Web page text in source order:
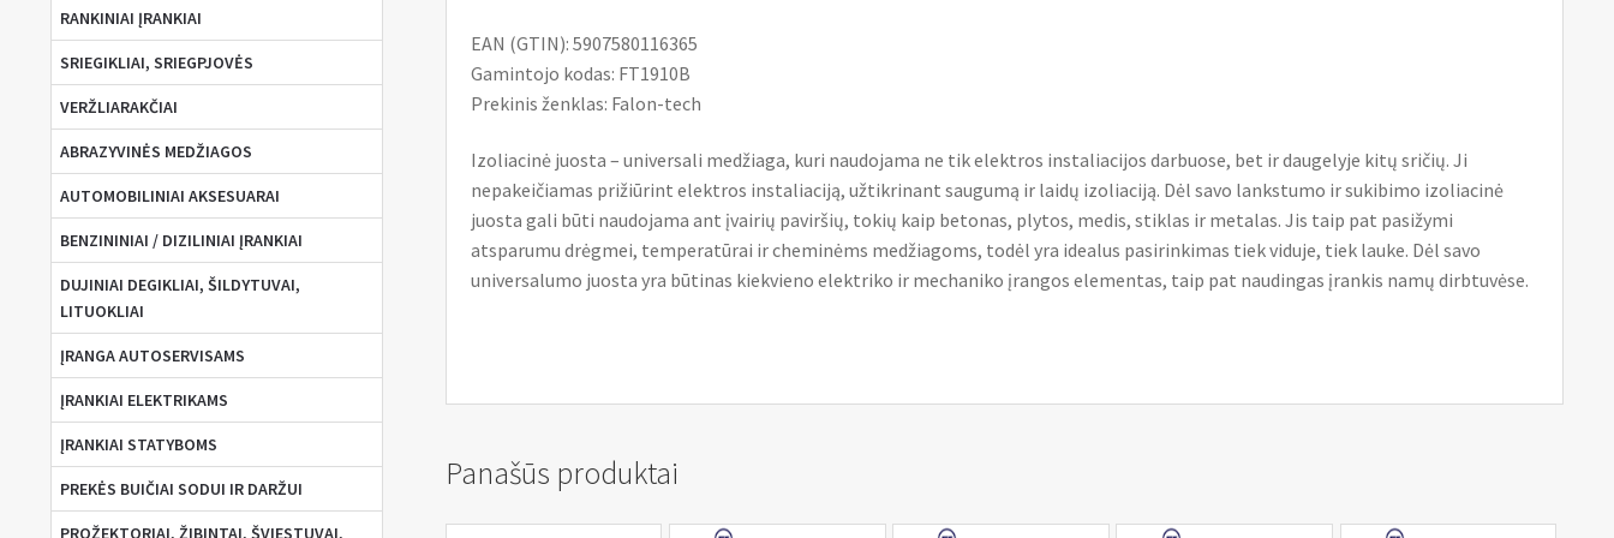
EAN (GTIN): 5907580116365
Gamintojo kodas: FT1910B
Prekinis ženklas: Falon-tech
Izoliacinė juosta – universali medžiaga, kuri naudojama ne tik elektros instaliacijos darbuose, bet ir daugelyje kitų sričių. Ji
nepakeičiamas prižiūrint elektros instaliaciją, užtikrinant saugumą ir laidų izoliaciją. Dėl savo lankstumo ir sukibimo izoliacinė
juosta gali būti naudojama ant įvairių paviršių, tokių kaip betonas, plytos, medis, stiklas ir metalas. Jis taip pat pasižymi
atsparumu drėgmei, temperatūrai ir cheminėms medžiagoms, todėl yra idealus pasirinkimas tiek viduje, tiek lauke. Dėl savo
universalumo juosta yra būtinas kiekvieno elektriko ir mechaniko įrangos elementas, taip pat naudingas įrankis namų dirbtuvėse.
Panašūs produktai
RANKINIAI ĮRANKIAI
SRIEGIKLIAI, SRIEGPJOVĖS
VERŽLIARAKČIAI
ABRAZYVINĖS MEDŽIAGOS
AUTOMOBILINIAI AKSESUARAI
BENZININIAI / DIZILINIAI ĮRANKIAI
DUJINIAI DEGIKLIAI, ŠILDYTUVAI,
LITUOKLIAI
ĮRANGA AUTOSERVISAMS
ĮRANKIAI ELEKTRIKAMS
ĮRANKIAI STATYBOMS
PREKĖS BUIČIAI SODUI IR DARŽUI
PROŽEKTORIAI, ŽIBINTAI, ŠVIESTUVAI,